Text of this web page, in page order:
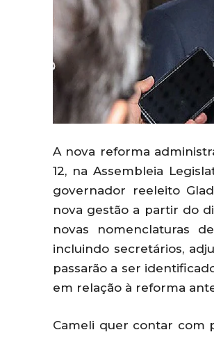
A nova reforma
12, na Assembleia
governador reeleito
nova gestão a partir do
novas nomenclaturas
incluindo secretários,
passarão a ser
em relação à reforma
Cameli quer contar com